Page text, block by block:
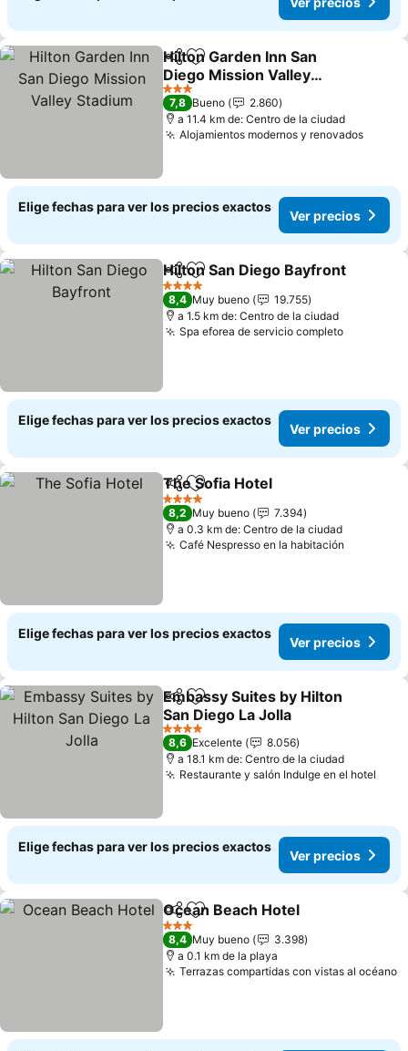
CompartirAgregar a favoritos
Hilton Garden Inn San
Diego Mission Valley
Stadium
3 Estrellas
7,8 Bueno
2.860
a 11.4 km de: Centro de la ciudad
Alojamientos modernos y renovados
Elige fechas para ver los precios exactos
Ver precios
CompartirAgregar a favoritos
Hilton San Diego Bayfront
4 Estrellas
8,4 Muy bueno
19.755
a 1.5 km de: Centro de la ciudad
Spa eforea de servicio completo
Elige fechas para ver los precios exactos
Ver precios
Compartir
Agregar a favoritos
The Sofia Hotel
4 Estrellas
8,2 Muy bueno
7.394
a 0.3 km de: Centro de la ciudad
Café Nespresso en la habitación
Elige fechas para ver los precios exactos
Ver precios
CompartirAgregar a favoritos
Embassy Suites by Hilton
San Diego La Jolla
4 Estrellas
8,6 Excelente
8.056
a 18.1 km de: Centro de la ciudad
Restaurante y salón Indulge en el hotel
Elige fechas para ver los precios exactos
Ver precios
CompartirAgregar a favoritos
Ocean Beach Hotel
3 Estrellas
8,4 Muy bueno
3.398
a 0.1 km de la playa
Terrazas compartidas con vistas al océano